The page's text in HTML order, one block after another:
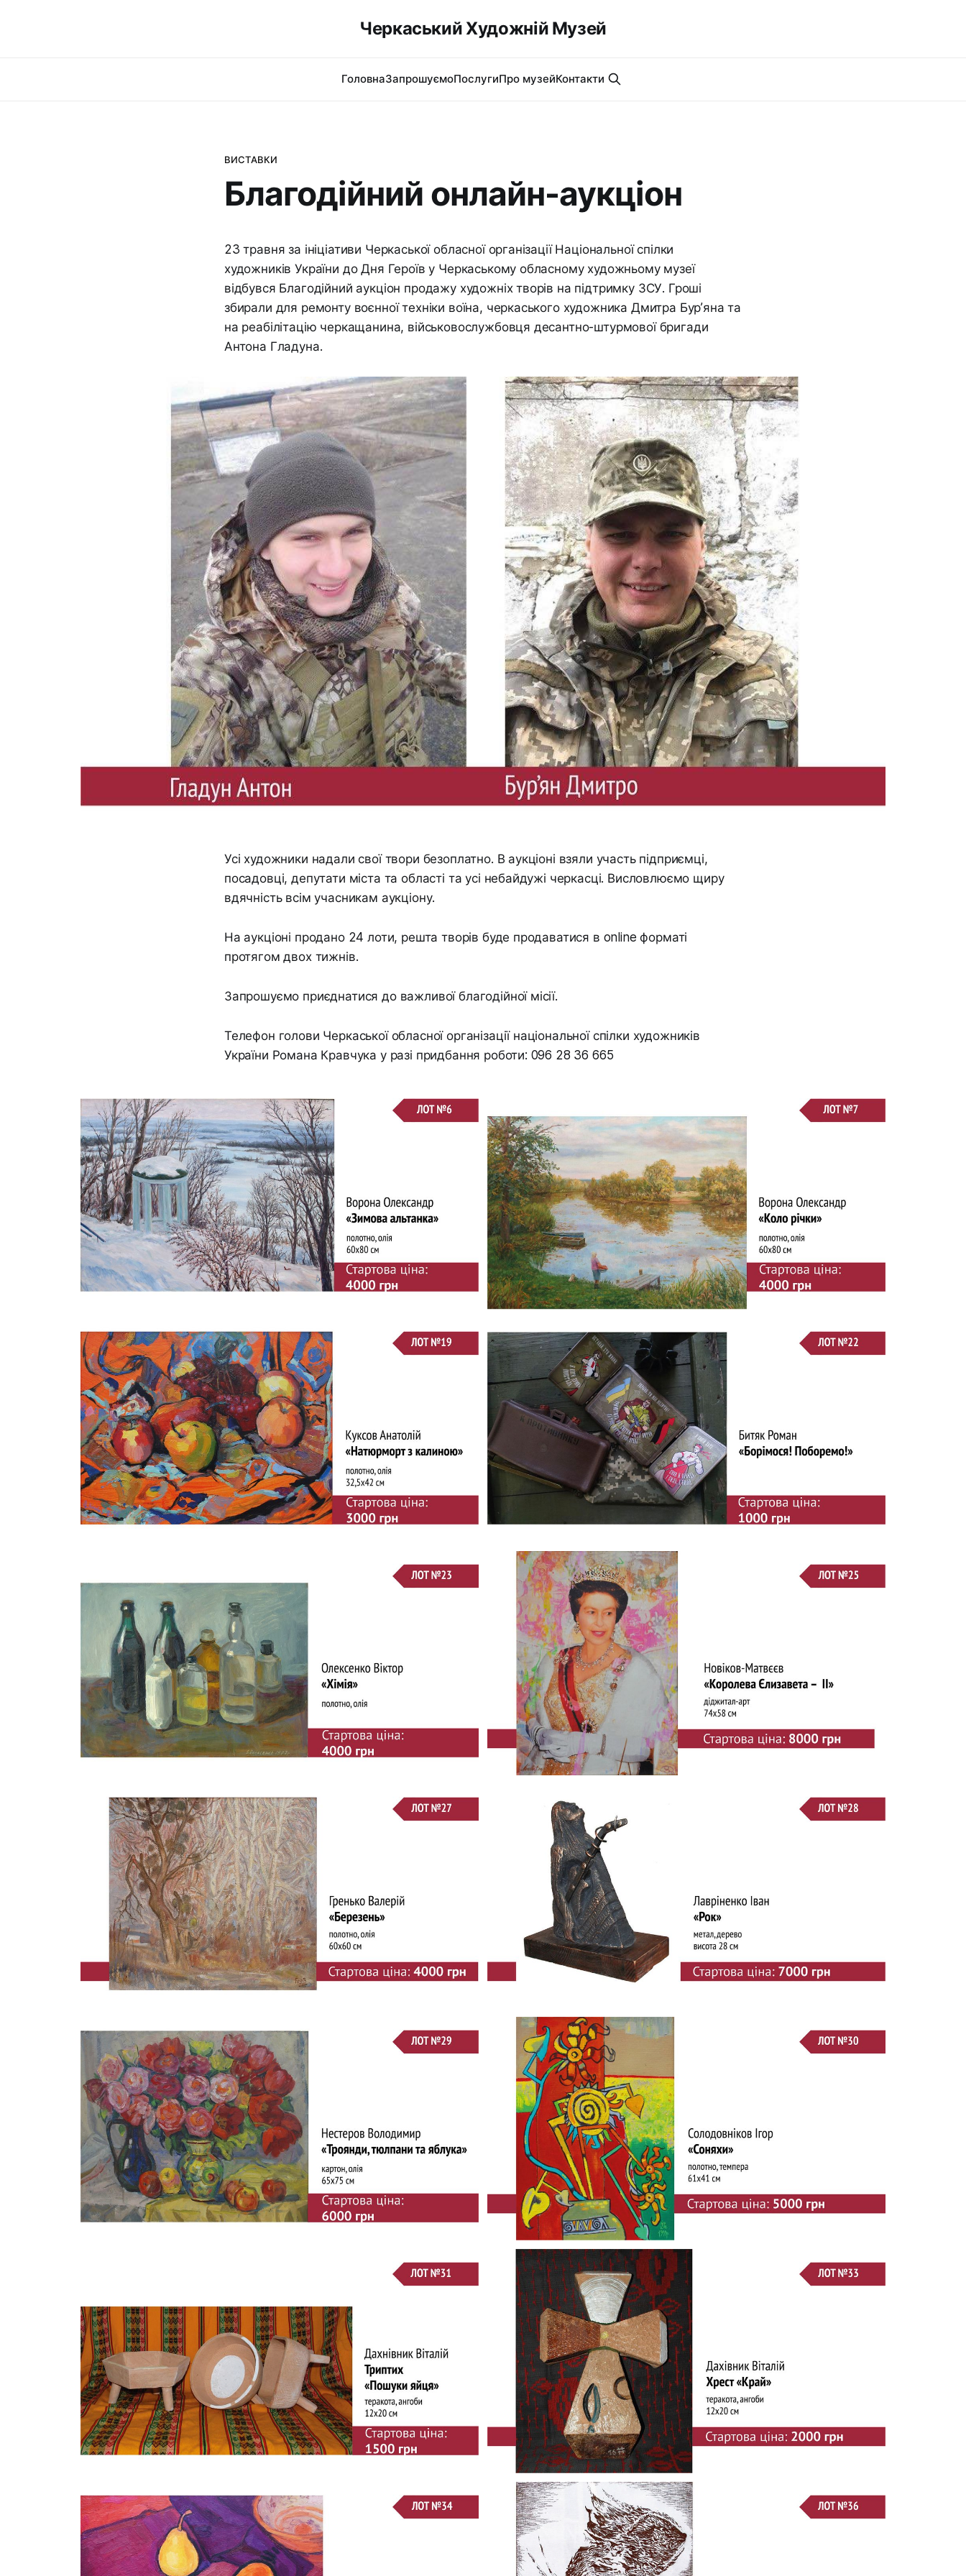
Черкаський Художній Музей
ГоловнаЗапрошуємоПослугиПро музейКонтакти
ВИСТАВКИ
Благодійний онлайн-аукціон
23 травня за ініціативи Черкаської обласної організації Національної спілки
художників України до Дня Героїв у Черкаському обласному художньому музеї
відбувся Благодійний аукціон продажу художніх творів на підтримку ЗСУ. Гроші
збирали для ремонту воєнної техніки воїна, черкаського художника Дмитра Бур’яна та
на реабілітацію черкащанина, військовослужбовця десантно-штурмової бригади
Антона Гладуна.
Усі художники надали свої твори безоплатно. В аукціоні взяли участь підприємці,
посадовці, депутати міста та області та усі небайдужі черкасці. Висловлюємо щиру
вдячність всім учасникам аукціону.
На аукціоні продано 24 лоти, решта творів буде продаватися в online форматі
протягом двох тижнів.
Запрошуємо приєднатися до важливої благодійної місії.
Телефон голови Черкаської обласної організації національної спілки художників
України Романа Кравчука у разі придбання роботи: 096 28 36 665